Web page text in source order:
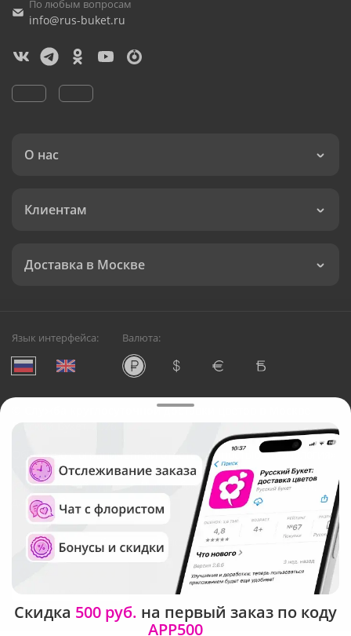
По любым вопросам
info@rus-buket.ru
О нас
Клиентам
Доставка в Москве
Язык интерфейса: Валюта:
Служба круглосуточной доставки цветов в Москве
Русский Букет, 2026
Общество с ограниченной ответственностью «Технология»
ОГРН: 1195476081745, ИНН: 5410081997
Юридический адрес: г. Новосибирск, ул. Ипподромская,
д.42, оф. 3
Рейтинг Русского букета в г. Москва
Скидка 500 руб. на первый заказ по коду
APP500